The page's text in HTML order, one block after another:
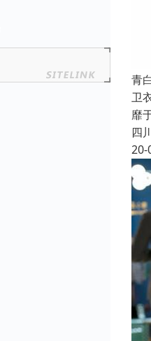
青
卫
靡
四
20-